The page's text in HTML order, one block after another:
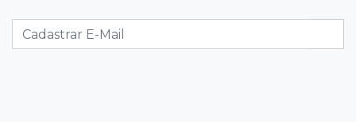
Chamas altas avançam sobre área de mata em
Chapadão do Sul